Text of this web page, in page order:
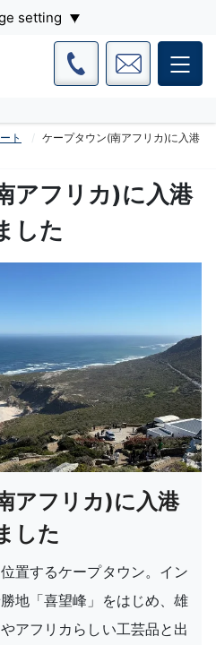
setting
ト
ケープタウン(南アフリカ)に入港
アフリカ)に入港
した
アフリカ)に入港
した
置するケープタウン。イン
地「喜望峰」をはじめ、雄
アフリカらしい工芸品と出